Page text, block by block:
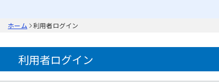
ホーム 利用者ログイン
利用者ログイン